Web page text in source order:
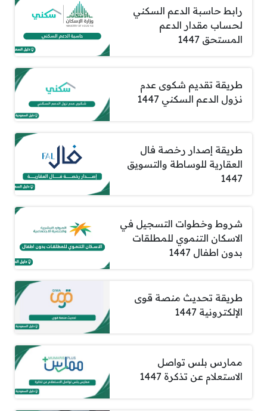
رابط حاسبة الدعم السكني
لحساب مقدار الدعم
المستحق 1447
طريقة تقديم شكوى عدم
نزول الدعم السكني 1447
طريقة إصدار رخصة فال
العقارية للوساطة والتسويق
1447
شروط وخطوات التسجيل في
الاسكان التنموي للمطلقات
بدون اطفال 1447
طريقة تحديث منصة قوى
الإلكترونية 1447
ممارس بلس تواصل
الاستعلام عن تذكرة 1447